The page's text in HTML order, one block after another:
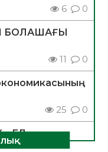
6 0
БОЛАШАҒЫ
11 0
25 0
ЕЛ